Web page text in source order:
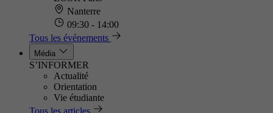
Nanterre
09:30 - 14:00
Tous les événements
Média
S’INFORMER
Actualité
Orientation
Vie étudiante
Tous les articles